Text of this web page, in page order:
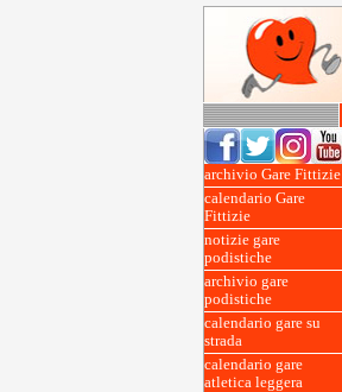
archivio Gare Fittizie
calendario Gare
Fittizie
notizie gare
podistiche
archivio gare
podistiche
calendario gare su
strada
calendario gare
atletica leggera